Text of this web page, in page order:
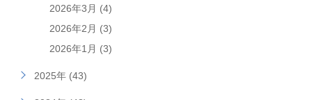
2026年3月 (4)
2026年2月 (3)
2026年1月 (3)
2025年 (43)